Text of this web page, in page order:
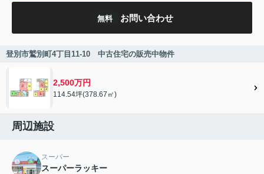
無料 お問い合わせ
登別市鷲別町4丁目11-10 中古住宅の販売中物件
2,500万円
114.54坪(378.67㎡)
周辺施設
スーパー
スーパーラッキー